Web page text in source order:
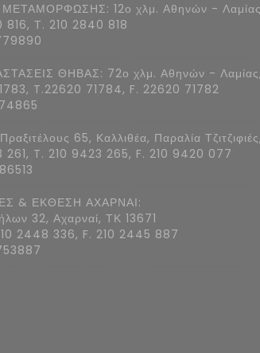
12ο χλμ. Αθηνών -
Τ. 210 2840 818
ΘΗΒΑΣ: 72ο χλμ. Αθηνών - Λαμίας,
T.22620 71784, F. 22620 71782
65, Καλλιθέα, Παραλία Τζιτζιφιές,
T. 210 9423 265, F. 210 9420 077
& ΕΚΘΕΣΗ ΑΧΑΡΝΑΙ:
32, Αχαρναί, ΤΚ 13671
2448 336, F. 210 2445 887